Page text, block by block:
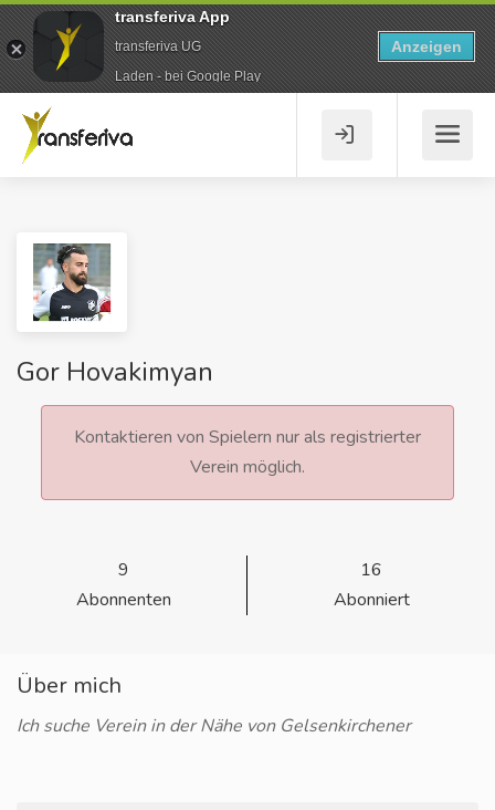
Gor Hovakimyan
Kontaktieren von Spielern nur als registrierter
Verein möglich.
9
Abonnenten
16
Abonniert
Über mich
Ich suche Verein in der Nähe von Gelsenkirchener
transferiva App
transferiva UG
Laden - bei Google Play
Anzeigen